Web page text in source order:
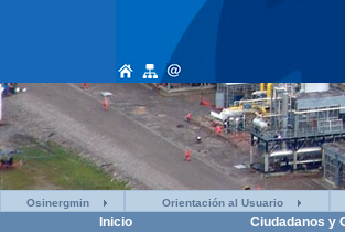
Osinergmin Orientación al Usuario
Inicio Ciudadanos y